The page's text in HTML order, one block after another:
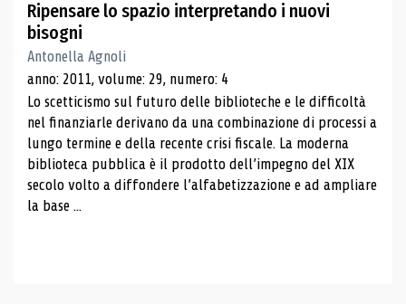
Ripensare lo spazio interpretando i nuovi
bisogni
Antonella Agnoli
anno: 2011, volume: 29, numero: 4
Lo scetticismo sul futuro delle biblioteche e le difficoltà
nel finanziarle derivano da una combinazione di processi a
lungo termine e della recente crisi fiscale. La moderna
biblioteca pubblica è il prodotto dell’impegno del XIX
secolo volto a diffondere l’alfabetizzazione e ad ampliare
la base ...